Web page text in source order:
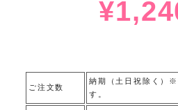
ご注文数
納期（土日祝除く）
す。